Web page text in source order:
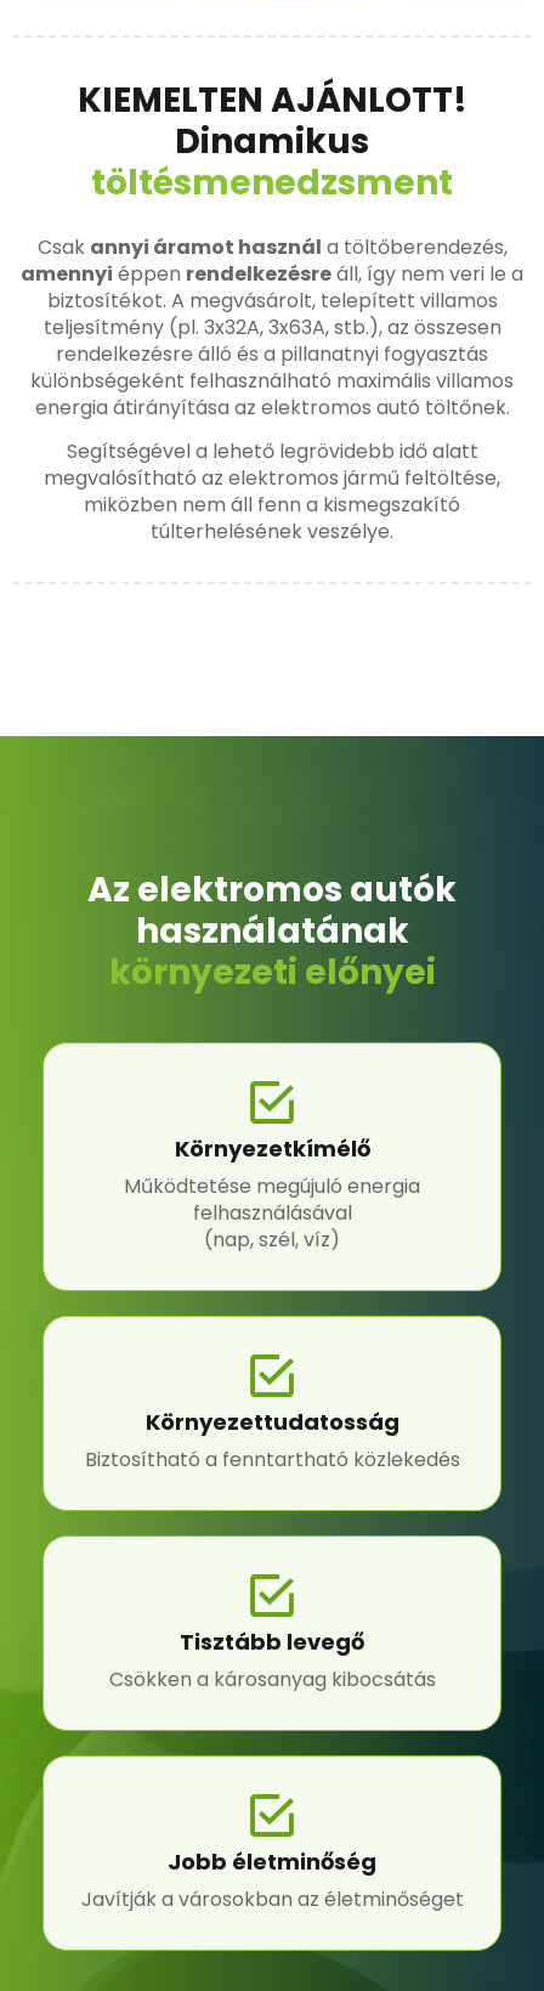
KIEMELTEN AJÁNLOTT!
Dinamikus
töltésmenedzsment
Csak annyi áramot használ a töltőberendezés,
amennyi éppen rendelkezésreáll, így nem veri le a
biztosítékot. A megvásárolt, telepített villamos
teljesítmény (pl. 3x32A, 3x63A, stb.), az összesen
rendelkezésre álló és a pillanatnyi fogyasztás
különbségeként felhasználható maximális villamos
energia átirányítása az elektromos autó töltőnek.
Segítségével a lehető legrövidebb idő alatt
megvalósítható az elektromos jármű feltöltése,
miközben nem áll fenn a kismegszakító
túlterhelésének veszélye.
Az elektromos autók
használatának
környezeti előnyei
Környezetkímélő
Működtetése megújuló energia
felhasználásával
(nap, szél, víz)
Környezettudatosság
Biztosítható a fenntartható közlekedés
Tisztább levegő
Csökken a károsanyag kibocsátás
Jobb életminőség
Javítják a városokban az életminőséget